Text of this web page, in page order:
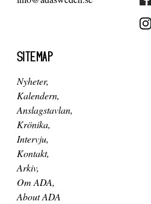
SITEMAP
Nyheter
Kalendern
Anslagstavlan
Krönika
Intervju
Kontakt
Arkiv
Om ADA
About ADA